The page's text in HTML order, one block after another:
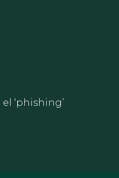
y
‘phishing’